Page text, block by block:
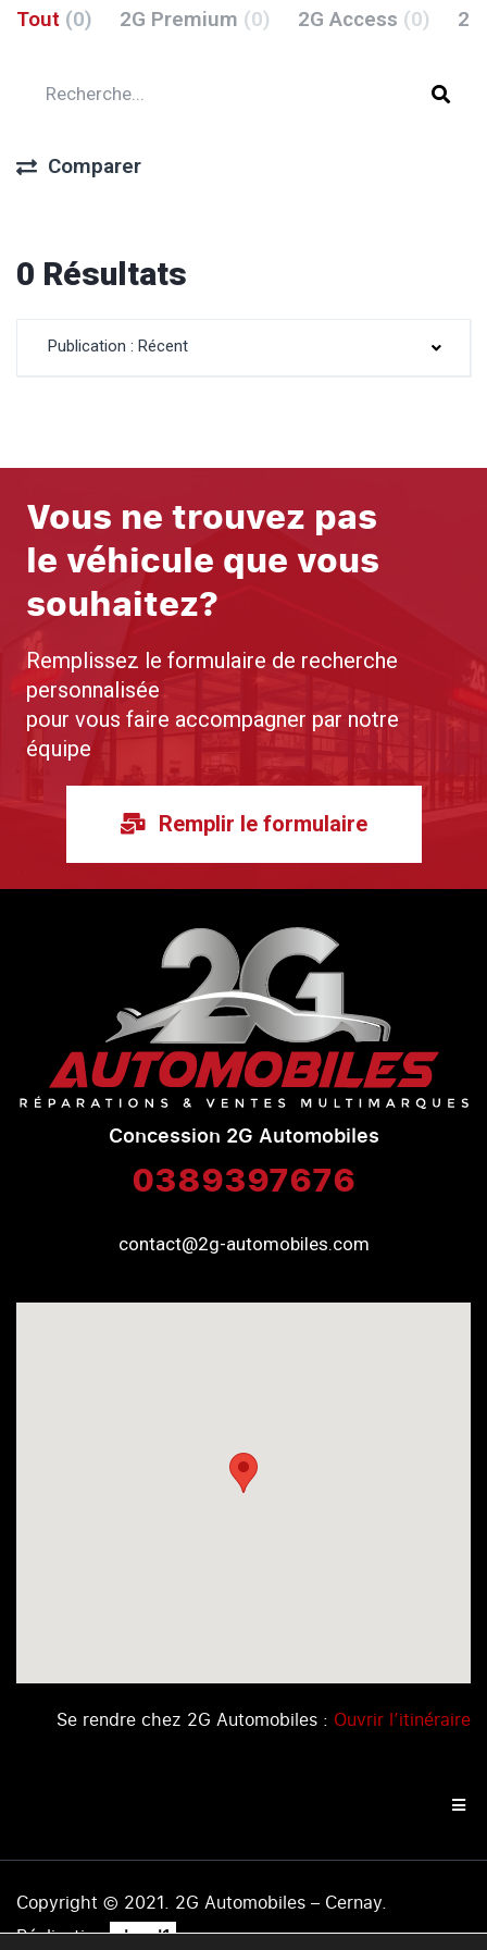
Tout (0) 2G Premium (0) 2G Access (0)
Comparer
0 Résultats
Publication : Récent
Vous ne trouvez pas
le véhicule que vous
souhaitez?
Remplissez le formulaire de recherche
personnalisée
pour vous faire accompagner par notre
équipe
Remplir le formulaire
Concession 2G Automobiles
0389397676
contact@2g-automobiles.com
Se rendre chez 2G Automobiles : Ouvrir l’itinéraire
Copyright © 2021. 2G Automobiles – Cernay.
Réalisation .level1